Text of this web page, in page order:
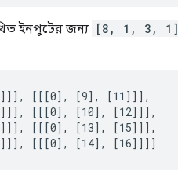
ইনপুটের জন্য [8, 1, 3, 1]
[[[0], [9], [11]]],
[[[0], [10], [12]]],
[[[0], [13], [15]]],
[[[0], [14], [16]]]]